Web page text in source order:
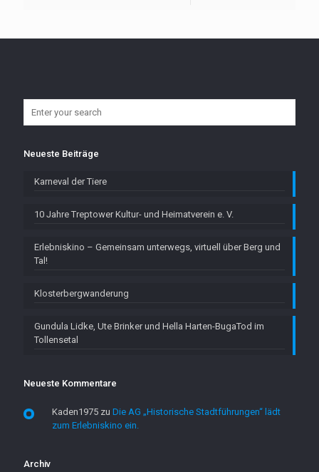
Neueste Beiträge
Karneval der Tiere
10 Jahre Treptower Kultur- und Heimatverein e. V.
Erlebniskino – Gemeinsam unterwegs, virtuell über Berg und
Tal!
Klosterbergwanderung
Gundula Lidke, Ute Brinker und Hella Harten-BugaTod im
Tollensetal
Neueste Kommentare
Kaden1975 zu Die AG „Historische Stadtführungen“ lädt
zum Erlebniskino ein.
Archiv